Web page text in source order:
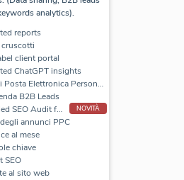
analytics).
reports
client portal
ChatGPT insights
Server di Posta Elettronica Personalizzato
B2B Leads
Embedded SEO Audit forms
NOVITÀ
annunci PPC
al mese
chiave
al sito web